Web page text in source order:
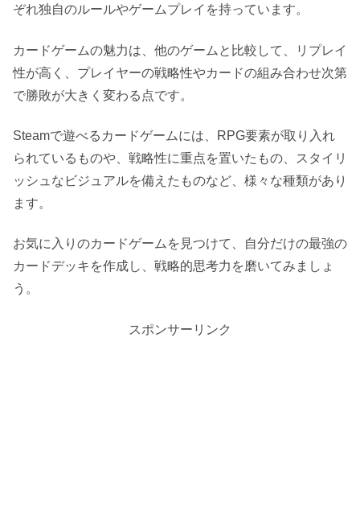
ぞれ独自のルールやゲームプレイを持っています。
カードゲームの魅力は、他のゲームと比較して、リプレイ
性が高く、プレイヤーの戦略性やカードの組み合わせ次第
で勝敗が大きく変わる点です。
Steamで遊べるカードゲームには、RPG要素が取り入れ
られているものや、戦略性に重点を置いたもの、スタイリ
ッシュなビジュアルを備えたものなど、様々な種類があり
ます。
お気に入りのカードゲームを見つけて、自分だけの最強の
カードデッキを作成し、戦略的思考力を磨いてみましょ
う。
スポンサーリンク